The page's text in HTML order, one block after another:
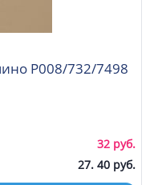
32 руб.
27. 40 руб.